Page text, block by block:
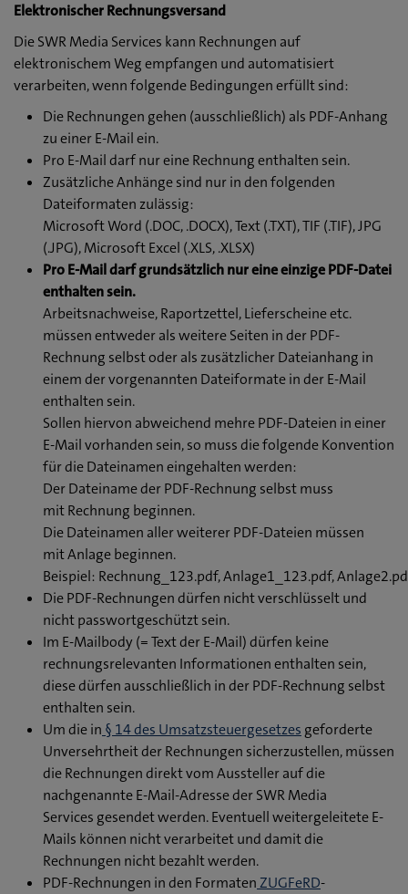
Elektronischer Rechnungsversand
Die SWR Media Services kann Rechnungen auf
elektronischem Weg empfangen und automatisiert
verarbeiten, wenn folgende Bedingungen erfüllt sind:
Die Rechnungen gehen (ausschließlich) als PDF-Anhang
zu einer E-Mail ein.
Pro E-Mail darf nur eine Rechnung enthalten sein.
Zusätzliche Anhänge sind nur in den folgenden
Dateiformaten zulässig:
Microsoft Word (.DOC, .DOCX), Text (.TXT), TIF (.TIF), JPG
(.JPG), Microsoft Excel (.XLS, .XLSX)
Pro E-Mail darf grundsätzlich nur eine einzige PDF-Datei
enthalten sein.
Arbeitsnachweise, Raportzettel, Lieferscheine etc.
müssen entweder als weitere Seiten in der PDF-
Rechnung selbst oder als zusätzlicher Dateianhang in
einem der vorgenannten Dateiformate in der E-Mail
enthalten sein.
Sollen hiervon abweichend mehre PDF-Dateien in einer
E-Mail vorhanden sein, so muss die folgende Konvention
für die Dateinamen eingehalten werden:
Der Dateiname der PDF-Rechnung selbst muss
mit Rechnung beginnen.
Die Dateinamen aller weiterer PDF-Dateien müssen
mit Anlage beginnen.
Beispiel: Rechnung_123.pdf, Anlage1_123.pdf,
Die PDF-Rechnungen dürfen nicht verschlüsselt und
nicht passwortgeschützt sein.
Im E-Mailbody (= Text der E-Mail) dürfen keine
rechnungsrelevanten Informationen enthalten sein,
diese dürfen ausschließlich in der PDF-Rechnung selbst
enthalten sein.
Um die in § 14 des Umsatzsteuergesetzes geforderte
Unversehrtheit der Rechnungen sicherzustellen, müssen
die Rechnungen direkt vom Aussteller auf die
nachgenannte E-Mail-Adresse der SWR Media
Services gesendet werden. Eventuell weitergeleitete E-
Mails können nicht verarbeitet und damit die
Rechnungen nicht bezahlt werden.
PDF-Rechnungen in den FormatenZUGFeRD-